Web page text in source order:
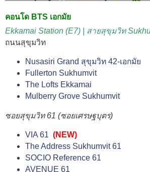
คอนโด BTS เอกมัย
Ekkamai Station (E7) | สายสุขุมวิท
ถนนสุขุมวิท
Nusasiri Grand สุขุมวิท 42-เอกมัย
Fullerton Sukhumvit
The Lofts Ekkamai
Mulberry Grove Sukhumvit
ซอยสุขุมวิท 61 (ซอยเศรษฐบุตร)
VIA 61 (NEW)
The Address Sukhumvit 61
SOCIO Reference 61
AVENUE 61